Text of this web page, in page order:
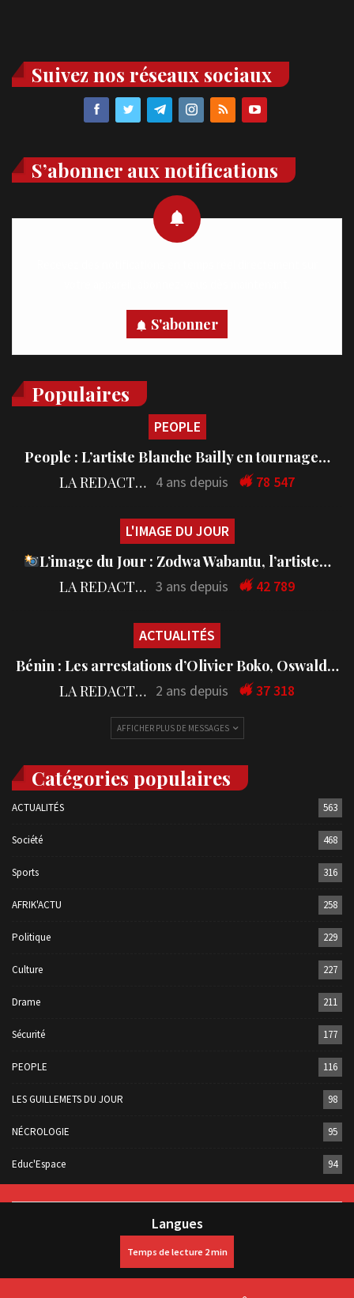
Suivez nos réseaux sociaux
S’abonner aux notifications
S'abonner
Populaires
PEOPLE
People : L’artiste Blanche Bailly en tournage…
LA REDACTION 4 ans depuis 78 547
L'IMAGE DU JOUR
L’image du Jour : Zodwa Wabantu, l’artiste…
LA REDACTION 3 ans depuis 42 789
ACTUALITÉS
Bénin : Les arrestations d’Olivier Boko, Oswald…
LA REDACTION 2 ans depuis 37 318
AFFICHER PLUS DE MESSAGES
Catégories populaires
ACTUALITÉS 563
Société 468
Sports 316
AFRIK'ACTU 258
Politique 229
Culture 227
Drame 211
Sécurité 177
PEOPLE 116
LES GUILLEMETS DU JOUR 98
NÉCROLOGIE 95
Educ'Espace 94
Langues